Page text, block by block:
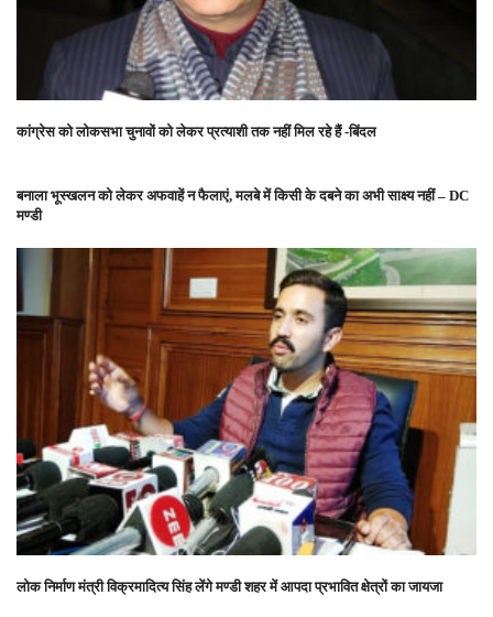
कांग्रेस को लोकसभा चुनावों को लेकर प्रत्याशी तक नहीं मिल रहे हैं -बिंदल
बनाला भूस्खलन को लेकर अफवाहें न फैलाएं, मलबे में किसी के दबने का अभी साक्ष्य नहीं – DC
मण्डी
लोक निर्माण मंत्री विक्रमादित्य सिंह लेंगे मण्डी शहर में आपदा प्रभावित क्षेत्रों का जायजा